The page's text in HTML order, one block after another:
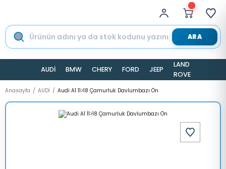
ARA
AUDİ BMW CHERY FORD JEEP
LAND
ROVER
Anasayfa AUDİ Audi A1 11>18 Çamurluk Davlumbazı Ön